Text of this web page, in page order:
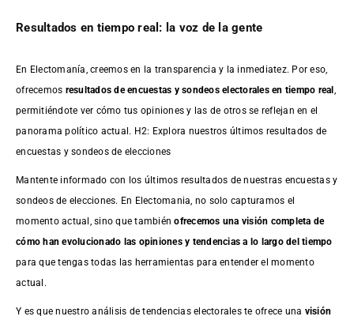
Resultados en tiempo real: la voz de la gente
En Electomanía, creemos en la transparencia y la inmediatez. Por eso,
ofrecemos resultados deencuestas y sondeos electorales en tiempo real
permitiéndote ver cómo tus opiniones y las de otros se reflejan en el
panorama político actual. H2: Explora nuestros últimos resultados de
encuestas y sondeos de elecciones
Mantente informado con los últimos resultados de nuestras encuestasy
sondeos de elecciones. En Electomania, no solo capturamos el
momento actual, sino que tambiénofrecemos una visión completa de
cómo han evolucionado las opiniones y tendencias a lo largo del tiempo
para que tengas todas las herramientas para entender el momento
actual.
Y es que nuestro análisis de tendencias electorales te ofrece una visión